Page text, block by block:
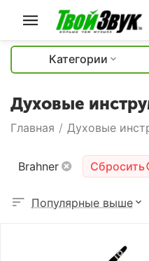
Категории
Духовые
Главная / Духовые
Brahner Сбросить
Популярные выше